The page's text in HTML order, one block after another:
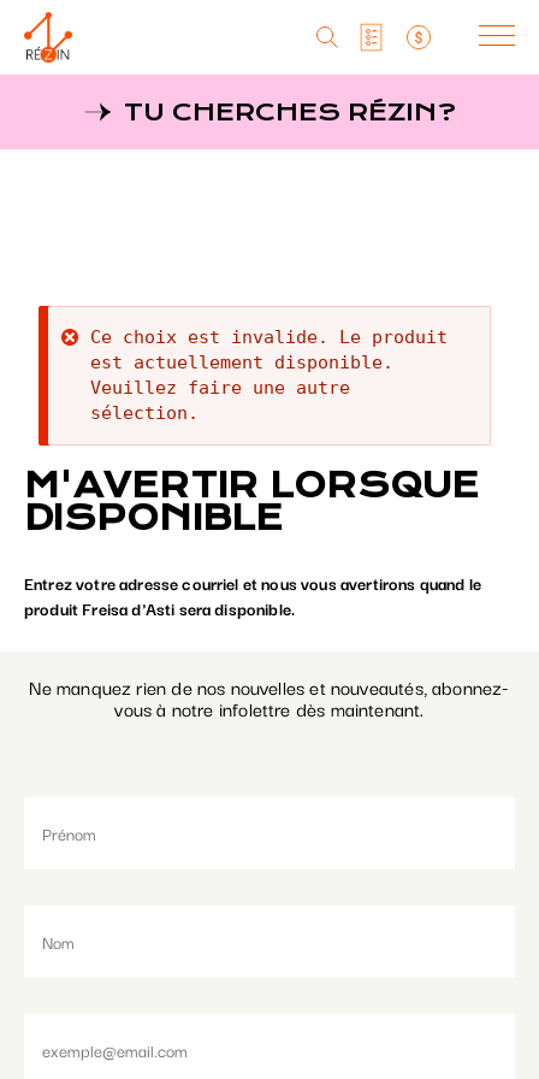
Produits
Producteurs
MagaZin
Contact
RéZin
530, rue St-Zotique Est
Montréal, Qc, H2S 1M3
info@rezin.com
Paramétrer les cookies
TU CHERCHES RÉZIN?
Message
d'erreur
Ce choix est invalide. Le produit
est actuellement disponible.
Veuillez faire une autre
sélection.
M'AVERTIR LORSQUE
DISPONIBLE
Entrez votre adresse courriel et nous vous avertirons quand le
produit Freisa d'Asti sera disponible.
Ne manquez rien de nos nouvelles et nouveautés, abonnez-
vous à notre infolettre dès maintenant.